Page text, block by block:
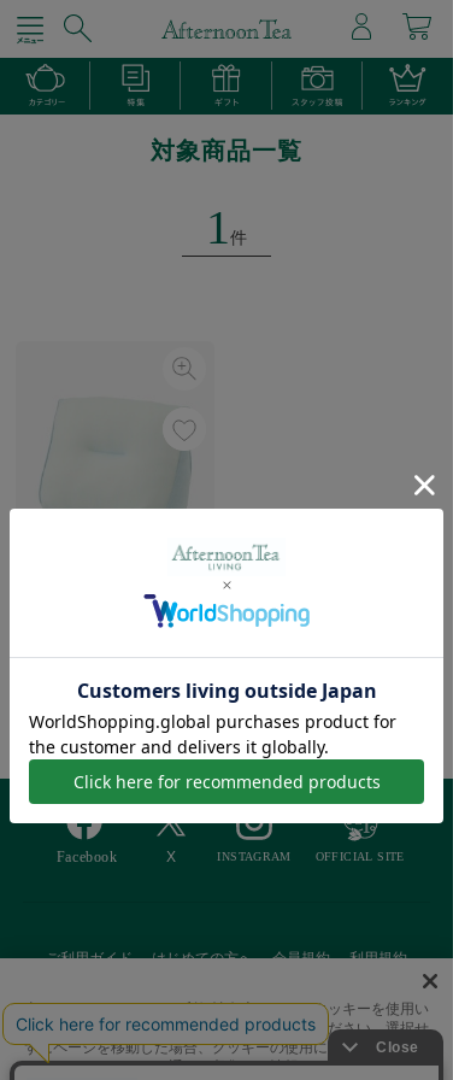
対象商品一覧
1件
【接触冷感 洗える】ク
ールリラックスクッショ
¥2,564 [37％OFF]
Afternoon Tea > 商品検索
ご利用ガイド はじめての方へ 会員規約 利用規約
採用情報 FAQ お問い合わせ
当サイトでは、サイトの利便性向上のためにクッキーを使用い
たします。ボタンから同意の可否を選択してください。選択せ
ずにページを移動した場合、クッキーの使用に同意したことに
なります。クッキーを通じて収集する情報には「お客様個人を